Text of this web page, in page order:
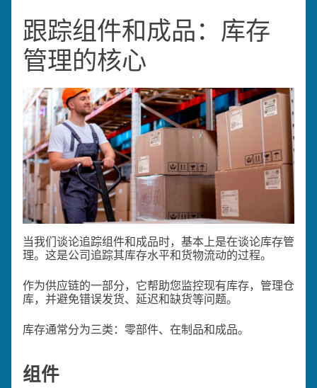
跟踪组件和成品：库存
管理的核心
当我们谈论追踪组件和成品时，基本上是在谈论库存管
理。这是公司追踪其库存水平和货物流动的过程。
作为供应链的一部分，它帮助您监控现有库存，管理仓
库，并避免错误发货、延迟和缺货等问题。
库存通常分为三类：零部件、在制品和成品。
组件